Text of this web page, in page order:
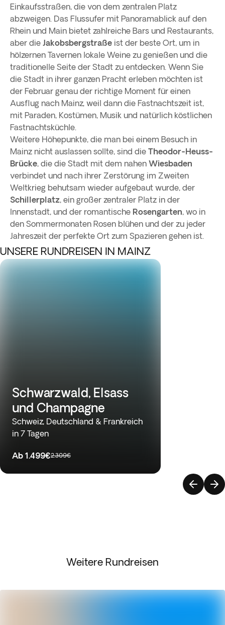
Einkaufsstraßen, die von dem zentralen Platz
abzweigen. Das Flussufer mit Panoramablick auf den
Rhein und Main bietet zahlreiche Bars und Restaurants,
aber die Jakobsbergstraße ist der beste Ort, um in
hölzernen Tavernen lokale Weine zu genießen und die
traditionelle Seite der Stadt zu entdecken. Wenn Sie
die Stadt in ihrer ganzen Pracht erleben möchten ist
der Februar genau der richtige Moment für einen
Ausflug nach Mainz, weil dann die Fastnachtszeit ist,
mit Paraden, Kostümen, Musik und natürlich köstlichen
Fastnachtsküchle.
Weitere Höhepunkte, die man bei einem Besuch in
Mainz nicht auslassen sollte, sind die Theodor-Heuss-
Brücke, die die Stadt mit dem nahen Wiesbaden
verbindet und nach ihrer Zerstörung im Zweiten
Weltkrieg behutsam wieder aufgebaut wurde, der
Schillerplatz, ein großer zentraler Platz in der
Innenstadt, und der romantische Rosengarten, wo in
den Sommermonaten Rosen blühen und der zu jeder
Jahreszeit der perfekte Ort zum Spazieren gehen ist.
UNSERE RUNDREISEN IN MAINZ
Schwarzwald, Elsass
und Champagne
Schweiz, Deutschland & Frankreich
in 7 Tagen
Ab 1.499€2.309€
Weitere Rundreisen